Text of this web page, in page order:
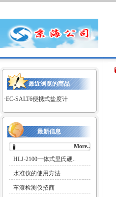
最近浏览的商品
·EC-SALT6便携式盐度计
最新信息
More..
HLJ-2100一体式里氏硬..
水准仪的使用方法
车漆检测仪招商